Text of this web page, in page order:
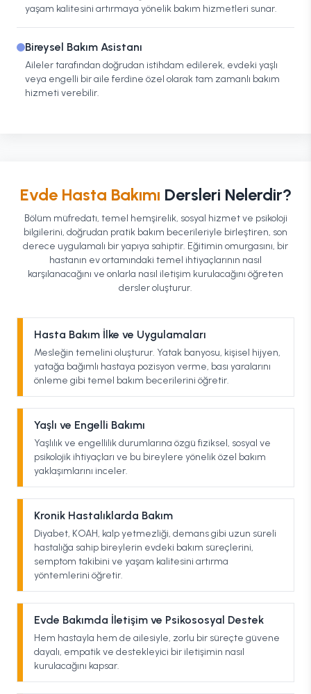
yaşam kalitesini artırmaya yönelik bakım hizmetleri sunar.
Bireysel Bakım Asistanı
Aileler tarafından doğrudan istihdam edilerek, evdeki yaşlı
veya engelli bir aile ferdine özel olarak tam zamanlı bakım
hizmeti verebilir.
Evde Hasta Bakımı Dersleri Nelerdir?
Bölüm müfredatı, temel hemşirelik, sosyal hizmet ve psikoloji
bilgilerini, doğrudan pratik bakım becerileriyle birleştiren, son
derece uygulamalı bir yapıya sahiptir. Eğitimin omurgasını, bir
hastanın ev ortamındaki temel ihtiyaçlarının nasıl
karşılanacağını ve onlarla nasıl iletişim kurulacağını öğreten
dersler oluşturur.
Hasta Bakım İlke ve Uygulamaları
Mesleğin temelini oluşturur. Yatak banyosu, kişisel hijyen,
yatağa bağımlı hastaya pozisyon verme, bası yaralarını
önleme gibi temel bakım becerilerini öğretir.
Yaşlı ve Engelli Bakımı
Yaşlılık ve engellilik durumlarına özgü fiziksel, sosyal ve
psikolojik ihtiyaçları ve bu bireylere yönelik özel bakım
yaklaşımlarını inceler.
Kronik Hastalıklarda Bakım
Diyabet, KOAH, kalp yetmezliği, demans gibi uzun süreli
hastalığa sahip bireylerin evdeki bakım süreçlerini,
semptom takibini ve yaşam kalitesini artırma
yöntemlerini öğretir.
Evde Bakımda İletişim ve Psikososyal Destek
Hem hastayla hem de ailesiyle, zorlu bir süreçte güvene
dayalı, empatik ve destekleyici bir iletişimin nasıl
kurulacağını kapsar.